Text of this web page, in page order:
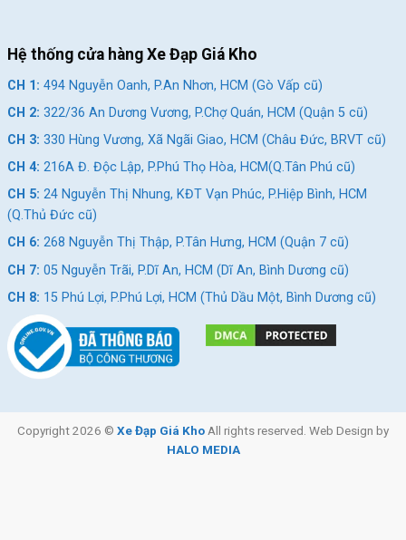
Hệ thống cửa hàng Xe Đạp Giá Kho
CH 1: 494 Nguyễn Oanh, P.An Nhơn, HCM (Gò Vấp cũ)
CH 2: 322/36 An Dương Vương, P.Chợ Quán, HCM (Quận 5 cũ)
CH 3: 330 Hùng Vương, Xã Ngãi Giao, HCM (Châu Đức, BRVT cũ)
CH 4: 216A Đ. Độc Lập, P.Phú Thọ Hòa, HCM(Q.Tân Phú cũ)
CH 5: 24 Nguyễn Thị Nhung, KĐT Vạn Phúc, P.Hiệp Bình, HCM
(Q.Thủ Đức cũ)
CH 6: 268 Nguyễn Thị Thập, P.Tân Hưng, HCM (Quận 7 cũ)
CH 7: 05 Nguyễn Trãi, P.Dĩ An, HCM (Dĩ An, Bình Dương cũ)
CH 8: 15 Phú Lợi, P.Phú Lợi, HCM (Thủ Dầu Một, Bình Dương cũ)
Copyright 2026 © Xe Đạp Giá Kho All rights reserved. Web Design by
HALO MEDIA